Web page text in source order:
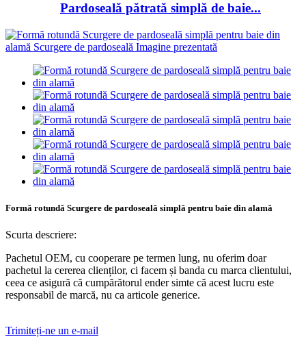
Pardoseală pătrată simplă de baie...
Formă rotundă Scurgere de pardoseală simplă pentru baie din alamă
Scurta descriere:
Pachetul OEM, cu cooperare pe termen lung, nu oferim doar
pachetul la cererea clienților, ci facem și banda cu marca clientului,
ceea ce asigură că cumpărătorul ender simte că acest lucru este
responsabil de marcă, nu ca articole generice.
Trimiteți-ne un e-mail